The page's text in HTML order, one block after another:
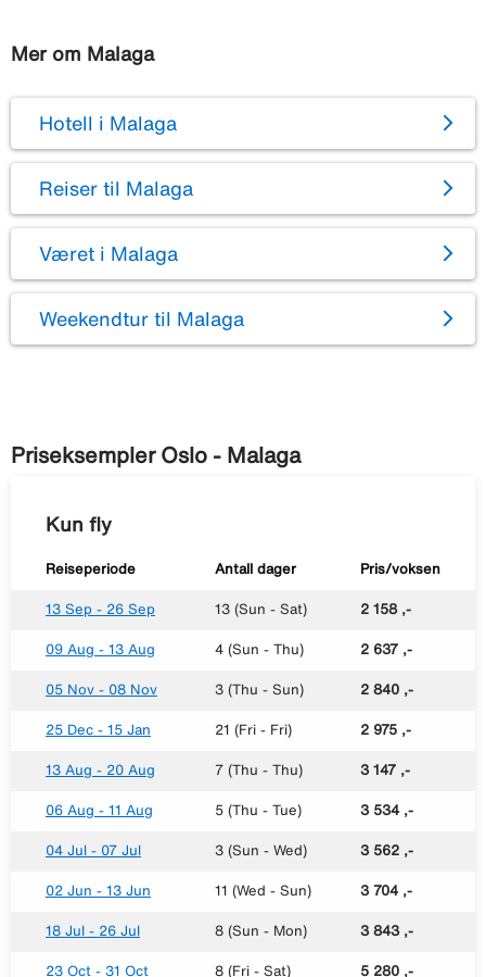
Mer om Malaga
Hotell i Malaga
Reiser til Malaga
Været i Malaga
Weekendtur til Malaga
Priseksempler Oslo - Malaga
Kun fly
Reiseperiode Antall dager Pris/voksen
13 Sep - 26 Sep 13 (Sun - Sat) 2 158 ,-
09 Aug - 13 Aug 4 (Sun - Thu) 2 637 ,-
05 Nov - 08 Nov 3 (Thu - Sun) 2 840 ,-
25 Dec - 15 Jan 21 (Fri - Fri) 2 975 ,-
13 Aug - 20 Aug 7 (Thu - Thu) 3 147 ,-
06 Aug - 11 Aug 5 (Thu - Tue) 3 534 ,-
04 Jul - 07 Jul 3 (Sun - Wed) 3 562 ,-
02 Jun - 13 Jun 11 (Wed - Sun) 3 704 ,-
18 Jul - 26 Jul 8 (Sun - Mon) 3 843 ,-
23 Oct - 31 Oct 8 (Fri - Sat) 5 280 ,-